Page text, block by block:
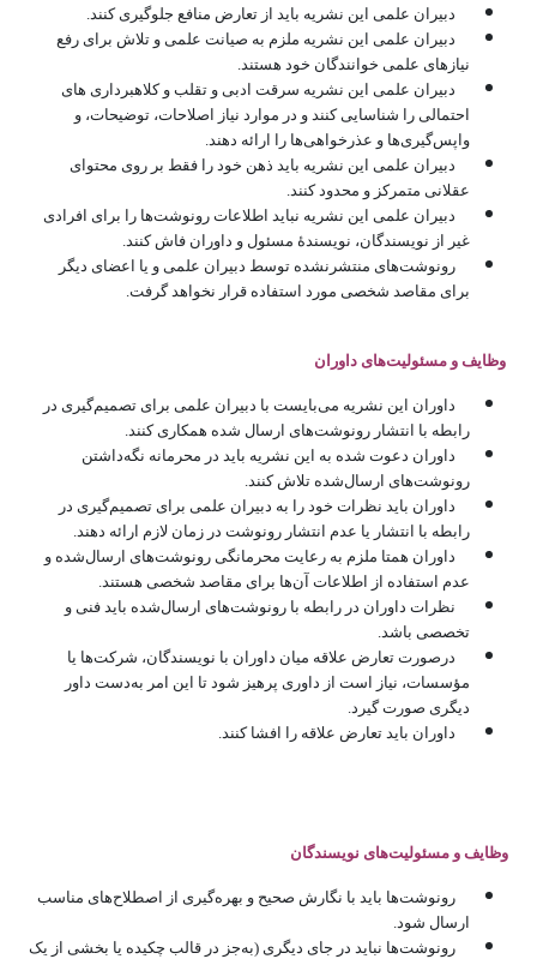
دبیران علمی این نشریه باید از تعارض منافع جلوگیری کنند.
دبیران علمی این نشریه ملزم به صیانت علمی و تلاش برای رفع
نیازهای علمی خوانندگان خود هستند.
دبیران علمی این نشریه سرقت ادبی و تقلب و کلاهبرداری های
احتمالی را شناسایی کنند و در موارد نیاز اصلاحات، توضیحات، و
واپس‌گیری‌ها و عذرخواهی‌ها را ارائه دهند.
دبیران علمی این نشریه باید ذهن خود را فقط بر روی محتوای
عقلانی متمرکز و محدود کنند.
دبیران علمی این نشریه نباید اطلاعات رونوشت‌ها را برای افرادی
غیر از نویسندگان، نویسندۀ مسئول و داوران فاش کنند.
رونوشت‌های منتشرنشده توسط دبیران علمی و یا اعضای دیگر
برای مقاصد شخصی مورد استفاده قرار نخواهد گرفت.
وظایف و مسئولیت‌های داوران
داوران این نشریه می‌بایست با دبیران علمی برای تصمیم‌گیری در
رابطه با انتشار رونوشت‌های ارسال شده همکاری کنند.
داوران دعوت شده به این نشریه باید در محرمانه نگه‌داشتن
رونوشت‌های ارسال‌شده تلاش کنند.
داوران باید نظرات خود را به دبیران علمی برای تصمیم‌گیری در
رابطه با انتشار یا عدم انتشار رونوشت در زمان لازم ارائه دهند.
داوران همتا ملزم به رعایت محرمانگی رونوشت‌های ارسال‌شده و
عدم استفاده از اطلاعات آن‌ها برای مقاصد شخصی هستند.
نظرات داوران در رابطه با رونوشت‌های ارسال‌شده باید فنی و
تخصصی باشد.
درصورت تعارض علاقه میان داوران با نویسندگان، شرکت‌ها یا
مؤسسات، نیاز است از داوری پرهیز شود تا این امر به‌دست داور
دیگری صورت گیرد.
داوران باید تعارض علاقه را افشا کنند.
وظایف و مسئولیت‌های نویسندگان
رونوشت‌ها باید با نگارش صحیح و بهره‌گیری از اصطلاح‌های مناسب
ارسال شود.
رونوشت‌ها نباید در جای دیگری (به‌جز در قالب چکیده یا بخشی از یک